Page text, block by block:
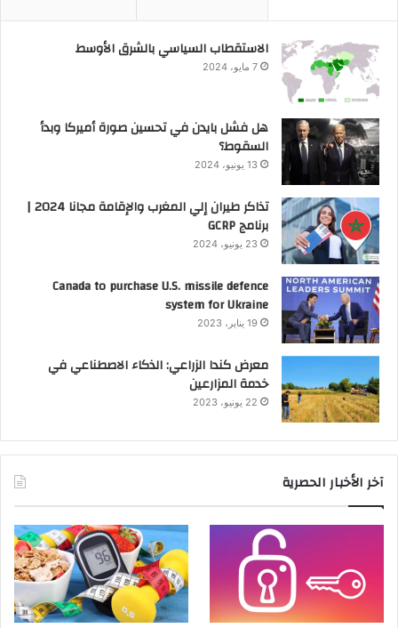
الاستقطاب السياسي بالشرق الأوسط
7 مايو، 2024
هل فشل بايدن في تحسين صورة أميركا وبدأ
السقوط؟
13 يونيو، 2024
تذاكر طيران إلي المغرب والإقامة مجانا 2024 |
برنامج GCRP
23 يونيو، 2024
Canada to purchase U.S. missile defence
system for Ukraine
19 يناير، 2023
معرض كندا الزراعي: الذكاء الاصطناعي في
خدمة المزارعين
22 يونيو، 2023
آخر الأخبار الحصرية